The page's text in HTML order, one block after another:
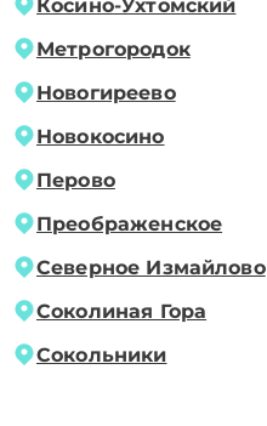
Косино-Ухтомский
Метрогородок
Новогиреево
Новокосино
Перово
Преображенское
Северное Измайлово
Соколиная Гора
Сокольники